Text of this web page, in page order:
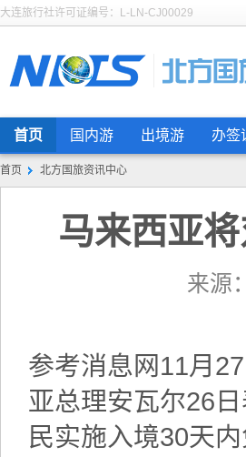
大连旅行社许可证编号：L-LN-CJ00029
首页 国内游 出境游 办签
首页 北方国旅资讯中心
马来西亚
来源
参考消息网11月
亚总理安瓦尔26
民实施入境30天